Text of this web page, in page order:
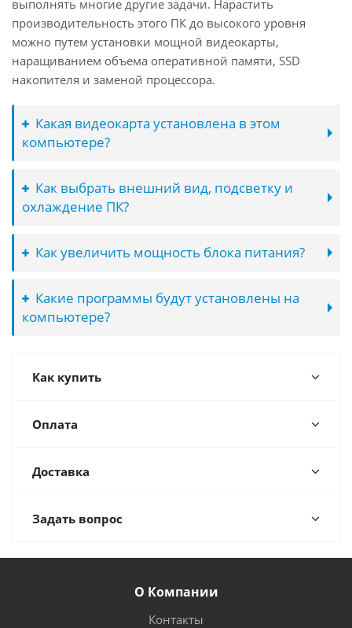
выполнять многие другие задачи. Нарастить
производительность этого ПК до высокого уровня
можно путем установки мощной видеокарты,
наращиванием объема оперативной памяти, SSD
накопителя и заменой процессора.
Какая видеокарта установлена в этом
компьютере?
Как выбрать внешний вид, подсветку и
охлаждение ПК?
Как увеличить мощность блока питания?
Какие программы будут установлены на
компьютере?
Как купить
Оплата
Доставка
Задать вопрос
О Компании
Контакты